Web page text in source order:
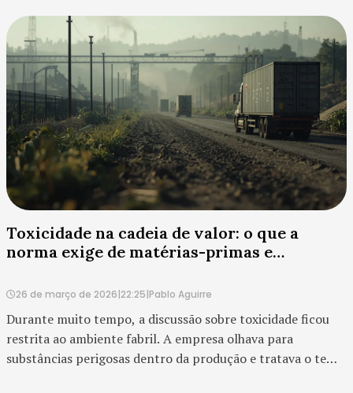
quase nada. A NBR 20250 trata ess...
Toxicidade na cadeia de valor: o que a
norma exige de matérias-primas e
26 de março de 2026|22:25|Pablo Aguirre
Durante muito tempo, a discussão sobre toxicidade ficou
restrita ao ambiente fabril. A empresa olhava para
substâncias perigosas dentro da produção e tratava o tema